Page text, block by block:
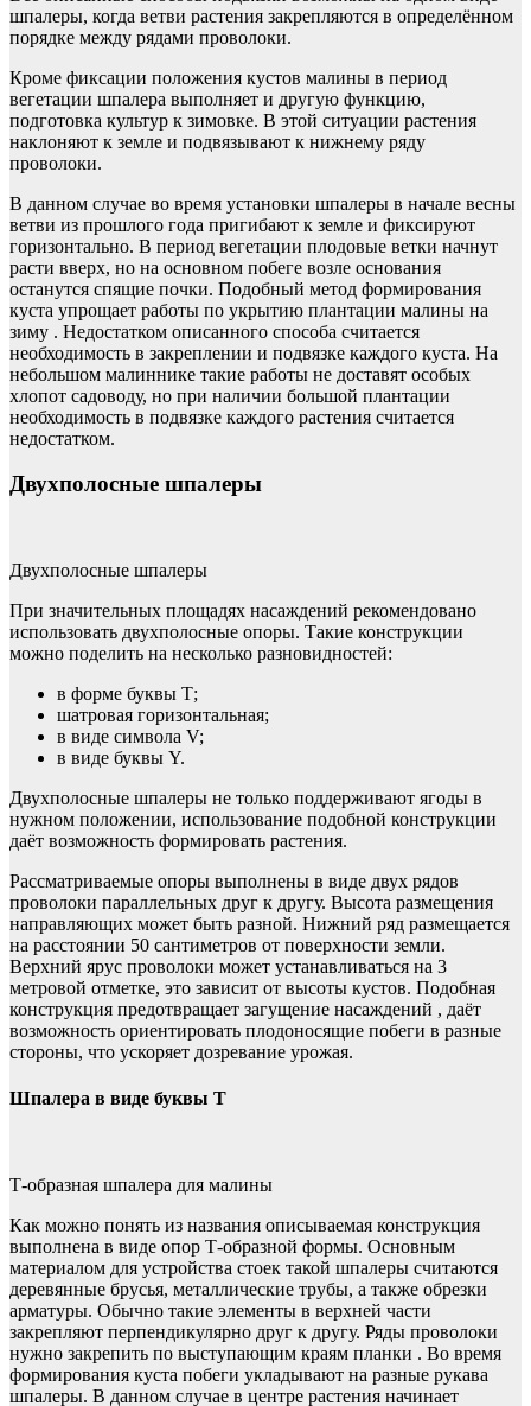
шпалеры, когда ветви растения закрепляются в определённом
порядке между рядами проволоки.
Кроме фиксации положения кустов малины в период
вегетации шпалера выполняет и другую функцию,
подготовка культур к зимовке. В этой ситуации растения
наклоняют к земле и подвязывают к нижнему ряду
проволоки.
В данном случае во время установки шпалеры в начале весны
ветви из прошлого года пригибают к земле и фиксируют
горизонтально. В период вегетации плодовые ветки начнут
расти вверх, но на основном побеге возле основания
останутся спящие почки. Подобный метод формирования
куста упрощает работы по укрытию плантации малины на
зиму . Недостатком описанного способа считается
необходимость в закреплении и подвязке каждого куста. На
небольшом малиннике такие работы не доставят особых
хлопот садоводу, но при наличии большой плантации
необходимость в подвязке каждого растения считается
недостатком.
Двухполосные шпалеры
Двухполосные шпалеры
При значительных площадях насаждений рекомендовано
использовать двухполосные опоры. Такие конструкции
можно поделить на несколько разновидностей:
в форме буквы Т;
шатровая горизонтальная;
в виде символа V;
в виде буквы Y.
Двухполосные шпалеры не только поддерживают ягоды в
нужном положении, использование подобной конструкции
даёт возможность формировать растения.
Рассматриваемые опоры выполнены в виде двух рядов
проволоки параллельных друг к другу. Высота размещения
направляющих может быть разной. Нижний ряд размещается
на расстоянии 50 сантиметров от поверхности земли.
Верхний ярус проволоки может устанавливаться на 3
метровой отметке, это зависит от высоты кустов. Подобная
конструкция предотвращает загущение насаждений , даёт
возможность ориентировать плодоносящие побеги в разные
стороны, что ускоряет дозревание урожая.
Шпалера в виде буквы Т
Т-образная шпалера для малины
Как можно понять из названия описываемая конструкция
выполнена в виде опор Т-образной формы. Основным
материалом для устройства стоек такой шпалеры считаются
деревянные брусья, металлические трубы, а также обрезки
арматуры. Обычно такие элементы в верхней части
закрепляют перпендикулярно друг к другу. Ряды проволоки
нужно закрепить по выступающим краям планки . Во время
формирования куста побеги укладывают на разные рукава
шпалеры. В данном случае в центре растения начинает